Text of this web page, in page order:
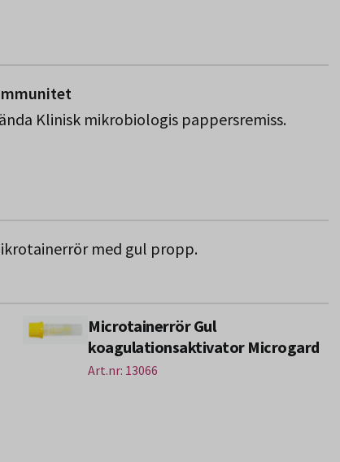
Klinisk mikrobiologis pappersremiss.
med gul propp.
Microtainerrör Gul
koagulationsaktivator Microgard
Art.nr: 13066